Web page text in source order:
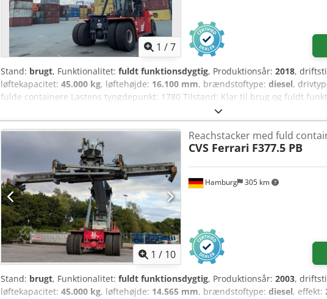
1 /7
Stand: brugt, Funktionalitet: fuldt funktionsdygtig, Produktionsår: 2018,
løftekapacitet: 45.000 kg, løftehøjde: 16.100 mm, brændstoftype: diesel,
fulde containere Lastens tyngdepunkt: 1780 Tilstand: Klar til brug og fuldt
Agrjha Teknisk tilstand: meget god Forhjulenes størrelse: 18.00-25 Baghjulenes
1 / 10
Hamburg 305 km
Reachstacker med fuld
CVS Ferrari F377.5 PB
Stand: brugt, Funktionalitet: fuldt funktionsdygtig, Produktionsår: 2003,
løftekapacitet: 45.000 kg, løftehøjde: 14.565 mm, brændstoftype: diesel, effekt: